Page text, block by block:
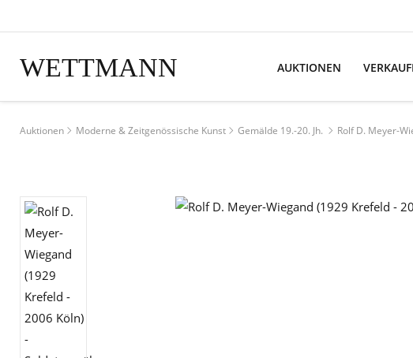
WETTMANN AUKTIONEN
Auktionen Moderne & Zeitgenössische Kunst Gemälde 19.-20. Jh. Rolf D. Meyer-